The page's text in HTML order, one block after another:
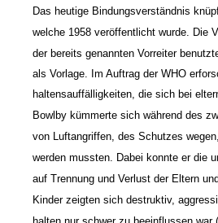
Das heutige Bindungsverständnis
welche 1958 veröffentlicht wurde. Die
der bereits genannten Vorreiter
als Vorlage. Im Auftrag der WHO
haltensauffälligkeiten, die sich bei
Bowlby kümmerte sich während des
von Luftangriffen, des Schutzes
werden mussten. Dabei konnte er die
auf Trennung und Verlust der Eltern
Kinder zeigten sich destruktiv,